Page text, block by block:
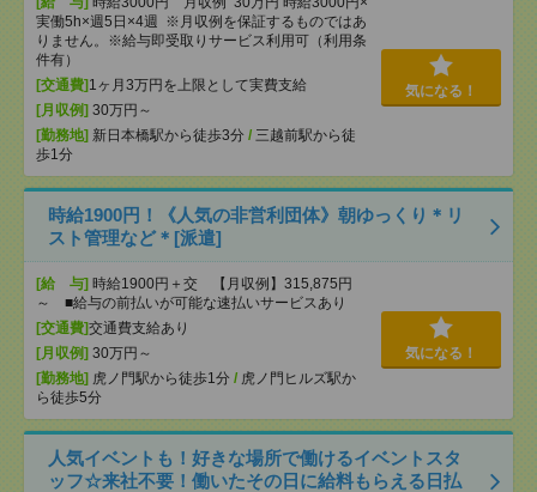
実働5h×週5日×4週 ※月収例を保証するものではあ
りません。※給与即受取りサービス利用可（利用条
件有）
[交通費] 1ヶ月3万円を上限として実費支給
[月収例] 30万円～
[勤務地] 新日本橋駅から徒歩3分 / 三越前駅から徒
歩1分
気になる！
時給1900円！《人気の非営利団体》朝ゆっくり＊リ
スト管理など＊[派遣]
[給 与] 時給1900円＋交 【月収例】315,875円
～ ■給与の前払いが可能な速払いサービスあり
[交通費]交通費支給あり
[月収例] 30万円～
[勤務地] 虎ノ門駅から徒歩1分 / 虎ノ門ヒルズ駅か
ら徒歩5分
気になる！
人気イベントも！好きな場所で働けるイベントスタ
ッフ☆来社不要！働いたその日に給料もらえる日払